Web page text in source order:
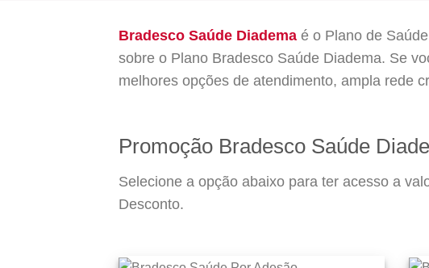
Bradesco Saúde Diadema é o Plano de
sobre o Plano Bradesco Saúde Diadema. Se
melhores opções de atendimento, ampla rede
Promoção Bradesco Saúde
Selecione a opção abaixo para ter acesso a
Desconto.